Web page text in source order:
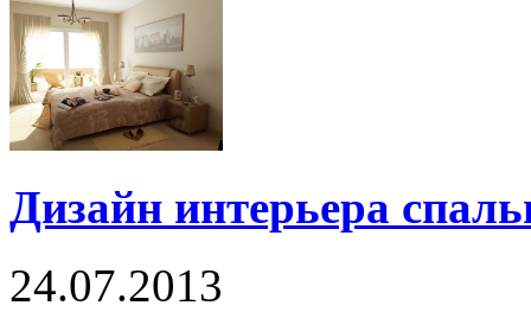
Дизайн интерьера
24.07.2013